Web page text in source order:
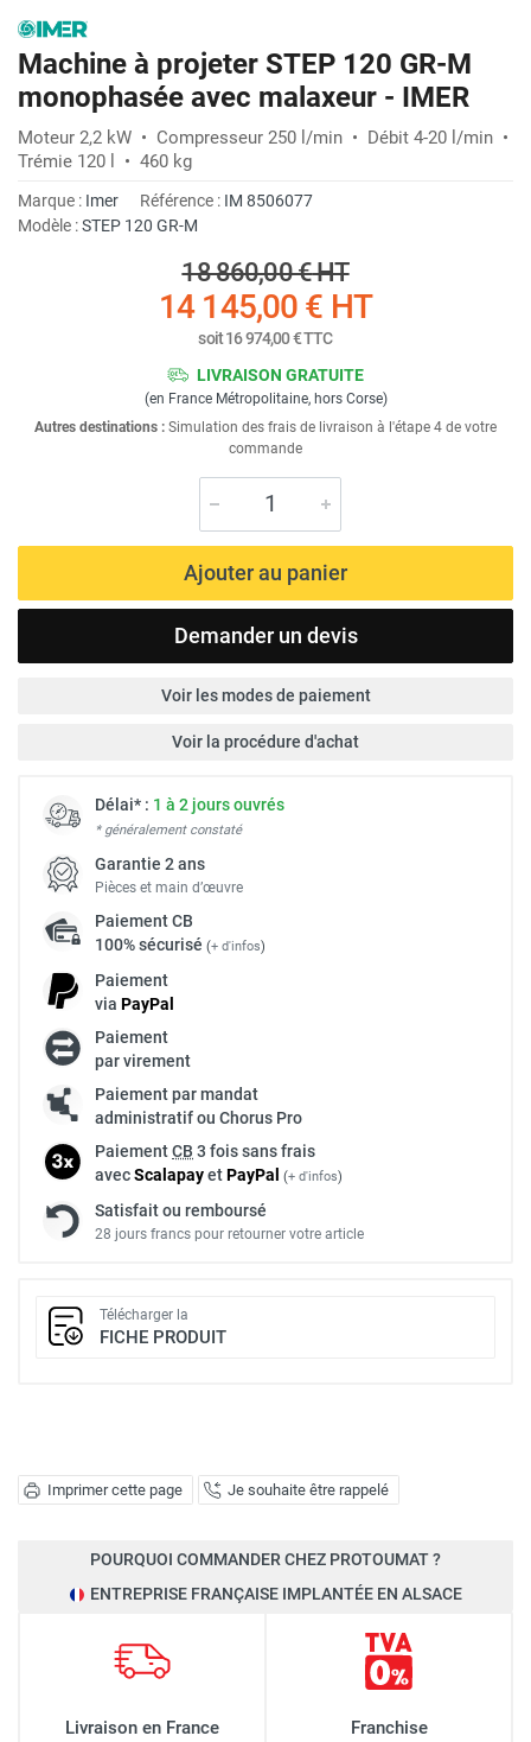
Imprimer cette page Je souhaite être rappelé
Machine à projeter STEP 120 GR-M
monophasée avec malaxeur - IMER
Moteur 2,2 kW • Compresseur 250 l/min • Débit 4-20 l/min •
Trémie 120 l • 460 kg
Marque : Imer Référence : IM 8506077
Modèle :STEP 120 GR-M
18 860,00 €HT
14 145,00 € HT
soit16 974,00 €TTC
LIVRAISON GRATUITE
(en France Métropolitaine, hors Corse)
Autres destinations : Simulation des frais de livraison à l'étape 4 de votre
commande
Ajouter au panier
Demander un devis
Voir les modes de paiement
Voir la procédure d'achat
Délai* : 1 à 2 jours ouvrés
* généralement constaté
Garantie 2 ans
Pièces et main d’œuvre
PaiementCB
100% sécurisé (+ d'infos)
Paiement
via PayPal
Paiement
par virement
Paiement par mandat
administratif ou Chorus Pro
PaiementCB 3 fois sans frais
avecScalapayetPayPal (+ d'infos)
Satisfait ou remboursé
28 jours francs pour retourner votre article
Télécharger la
FICHE PRODUIT
POURQUOI COMMANDER CHEZ PROTOUMAT ?
ENTREPRISE FRANÇAISE IMPLANTÉE EN ALSACE
Livraison en France Franchise